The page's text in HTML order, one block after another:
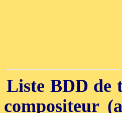
Liste BDD de
compositeur